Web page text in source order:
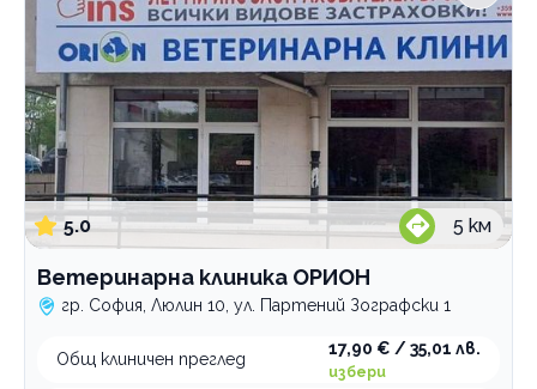
5.0 5 км
Ветеринарна клиника ОРИОН
гр. София, Люлин 10, ул. Партений Зографски 1
Общ клиничен преглед
17,90 € / 35,01 лв.
избери